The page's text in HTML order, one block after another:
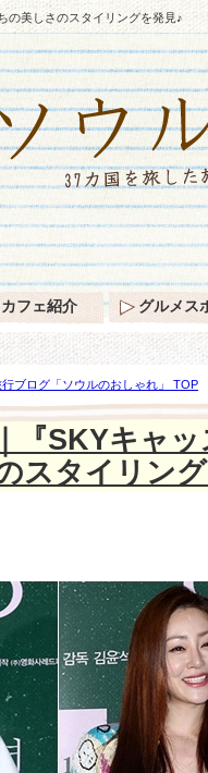
の美しさのスタイリングを発見♪
ブログ「ソウルのおしゃれ」 TOP
ングを発見♪
『SKYキャ
スタイリン
カフェ紹介 グルメス